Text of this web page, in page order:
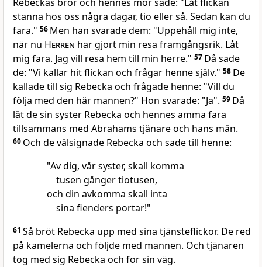
stanna hos oss några dagar, tio eller så. Sedan kan du
fara." 56 Men han svarade dem: "Uppehåll mig inte,
när nu Herren har gjort min resa framgångsrik. Låt
mig fara. Jag vill resa hem till min herre." 57 Då sade
de: "Vi kallar hit flickan och frågar henne själv." 58 De
kallade till sig Rebecka och frågade henne: "Vill du
följa med den här mannen?" Hon svarade: "Ja". 59 Då
lät de sin syster Rebecka och hennes amma fara
tillsammans med Abrahams tjänare och hans män.
60 Och de välsignade Rebecka och sade till henne:
"Av dig, vår syster, skall komma
tusen gånger tiotusen,
och din avkomma skall inta
sina fienders portar!"
61 Så bröt Rebecka upp med sina tjänsteflickor. De red
på kamelerna och följde med mannen. Och tjänaren
tog med sig Rebecka och for sin väg.